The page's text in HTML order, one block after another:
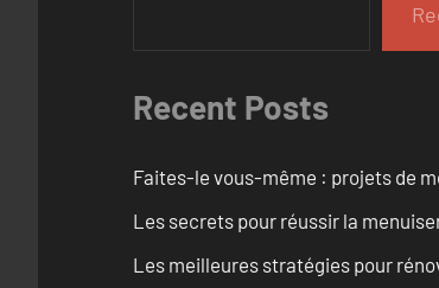
Recent Posts
Faites-le vous-même : projets de
Les secrets pour réussir la
Les meilleures stratégies pour